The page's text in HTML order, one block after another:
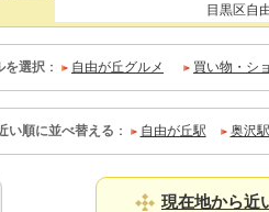
目黒区自
を選択 ： 自由が丘グルメ 買い物・シ
い順に並べ替える ： 自由が丘駅 奥沢駅
現在地から近